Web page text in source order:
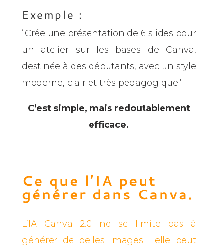
Exemple :
“Crée une présentation de 6 slides pour
un atelier sur les bases de Canva,
destinée à des débutants, avec un style
moderne, clair et très pédagogique.”
C’est simple, mais redoutablement
efficace.
Ce que l’IA peut
générer dans Canva.
L’IA Canva 2.0 ne se limite pas à
générer de belles images : elle peut